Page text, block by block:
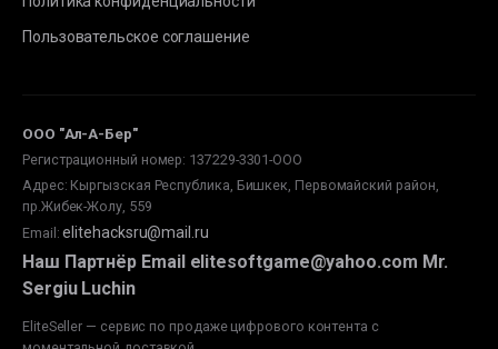
Пользовательское соглашение
ООО "Ал-А-Бер"
Регистрационный номер: 137229-3301-ООО
Адрес: Кыргызская Республика, Бишкек, Первомайский район,
пр.Жибек-Жолу, 559
Email : elitehacksru@mail.ru
Наш Партнёр Email elitesoftgame@yahoo.com Mr.
Sergiu Luchin
EliteSeller — сервис по продаже цифрового контента с